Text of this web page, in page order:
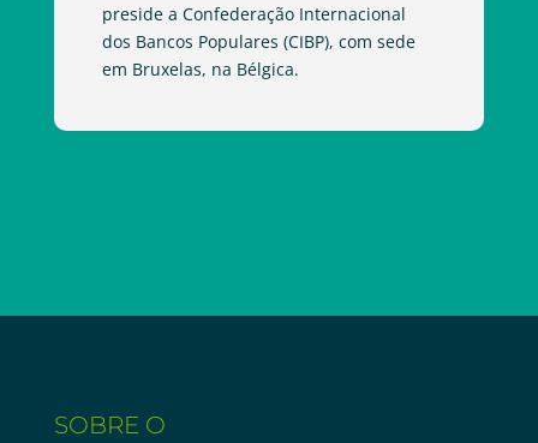
preside a Confederação Internacional
dos Bancos Populares (CIBP), com sede
em Bruxelas, na Bélgica.
SOBRE O